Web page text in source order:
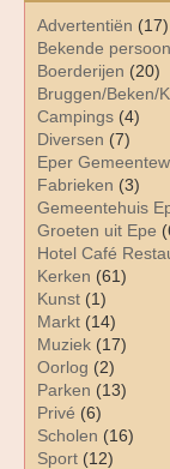
Advertentiën (17)
Bekende
Boerderijen (20)
Bruggen/Beken/
Campings (4)
Diversen (7)
Eper
Fabrieken (3)
Gemeentehuis
Groeten uit Epe
Hotel Café
Kerken (61)
Kunst (1)
Markt (14)
Muziek (17)
Oorlog (2)
Parken (13)
Privé (6)
Scholen (16)
Sport (12)